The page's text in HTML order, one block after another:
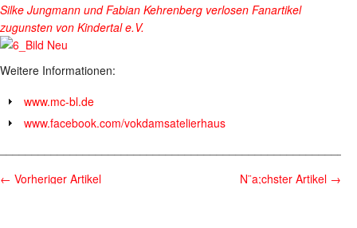
Silke Jungmann und Fabian Kehrenberg verlosen Fanartikel
zugunsten von Kindertal e.V.
Weitere Informationen:
www.mc-bl.de
www.facebook.com/vokdamsatelierhaus
← Vorheriger Artikel N¨a;chster Artikel →